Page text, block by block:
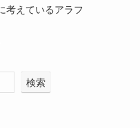
考えているアラフ
検索